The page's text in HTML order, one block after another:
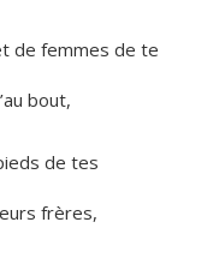
de femmes de te
bout,
de tes
frères,